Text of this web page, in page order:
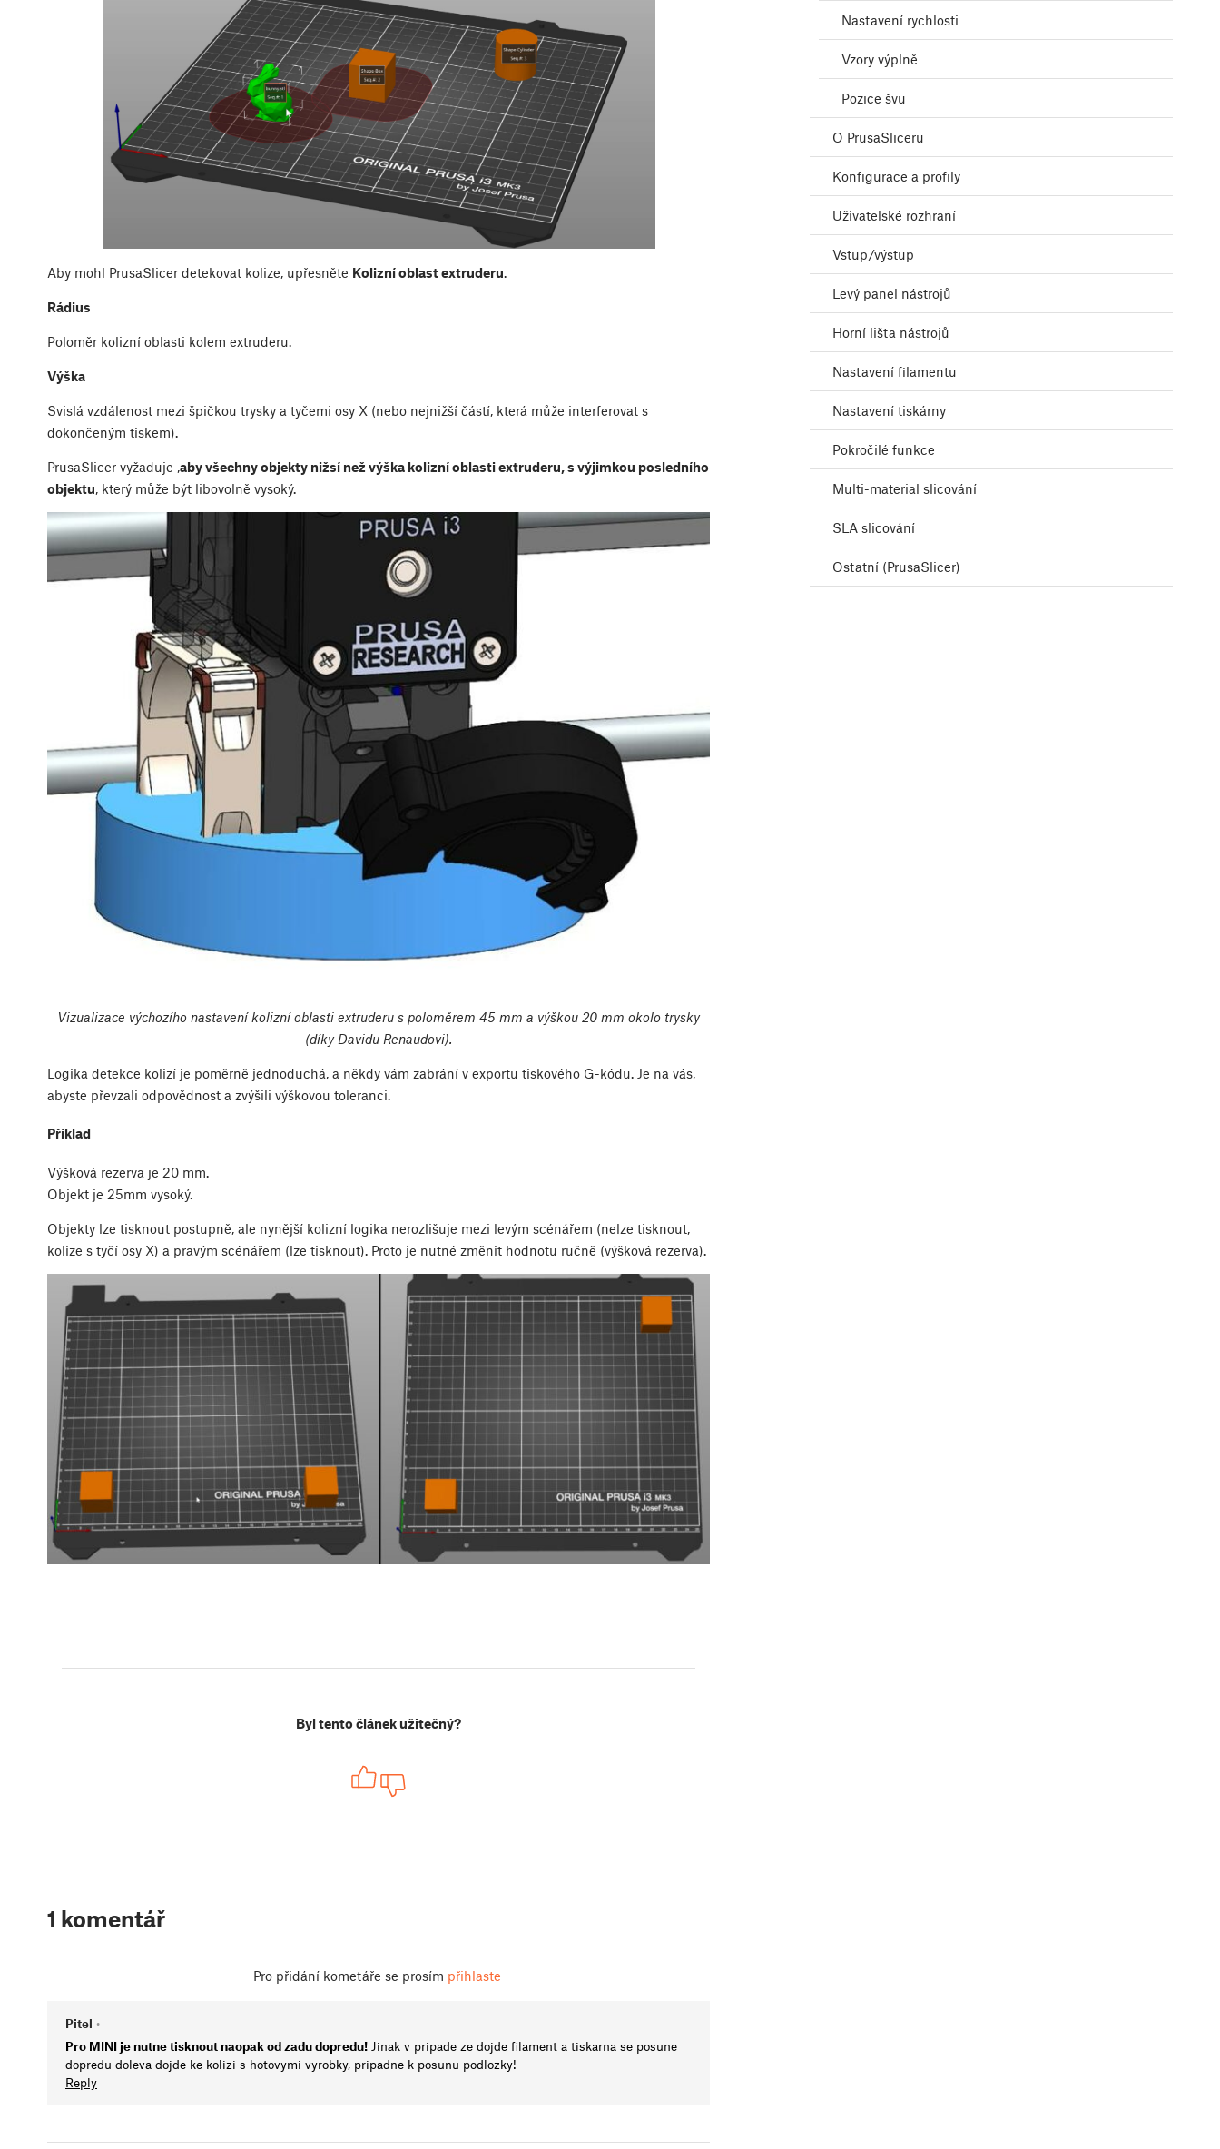
Aby mohl PrusaSlicer detekovat kolize, upřesněte Kolizní oblast extruderu.
Rádius
Poloměr kolizní oblasti kolem extruderu.
Výška
Svislá vzdálenost mezi špičkou trysky a tyčemi osy X (nebo nejnižší částí, která může interferovat s
dokončeným tiskem).
PrusaSlicer vyžaduje ,aby všechny objekty nižsí než výška kolizní oblasti extruderu, s výjimkou posledního
objektu, který může být libovolně vysoký.
Vizualizace výchozího nastavení kolizní oblasti extruderu s poloměrem 45 mm a výškou 20 mm okolo trysky
(díky Davidu Renaudovi).
Logika detekce kolizí je poměrně jednoduchá, a někdy vám zabrání v exportu tiskového G-kódu. Je na vás,
abyste převzali odpovědnost a zvýšili výškovou toleranci.
Příklad
Výšková rezerva je 20 mm.
Objekt je 25mm vysoký.
Objekty lze tisknout postupně, ale nynější kolizní logika nerozlišuje mezi levým scénářem (nelze tisknout,
kolize s tyčí osy X) a pravým scénářem (lze tisknout). Proto je nutné změnit hodnotu ručně (výšková rezerva).
Byl tento článek užitečný?
1 komentář
Pro přidání kometáře se prosím přihlaste
Pitel •
Pro MINI je nutne tisknout naopak od zadu dopredu! Jinak v pripade ze dojde filament a tiskarna se posune
dopredu doleva dojde ke kolizi s hotovymi vyrobky, pripadne k posunu podlozky!
Reply
Nastavení rychlosti
Vzory výplně
Pozice švu
O PrusaSliceru
Konfigurace a profily
Uživatelské rozhraní
Vstup/výstup
Levý panel nástrojů
Horní lišta nástrojů
Nastavení filamentu
Nastavení tiskárny
Pokročilé funkce
Multi-material slicování
SLA slicování
Ostatní (PrusaSlicer)